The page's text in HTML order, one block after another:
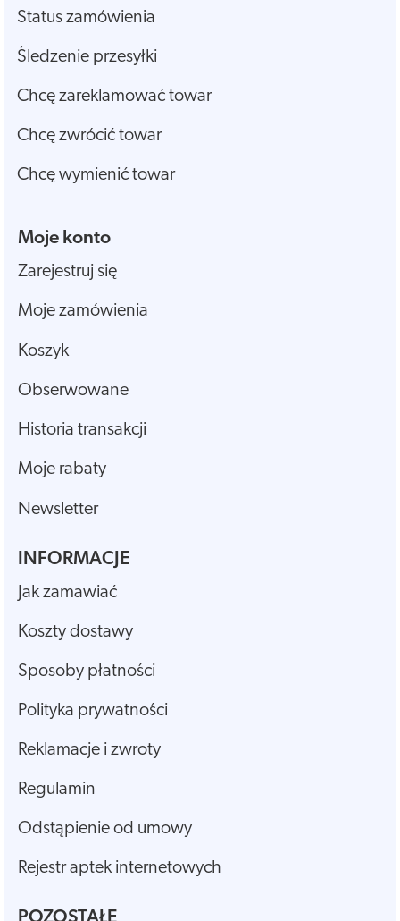
Status zamówienia
Śledzenie przesyłki
Chcę zareklamować towar
Chcę zwrócić towar
Chcę wymienić towar
Moje konto
Zarejestruj się
Moje zamówienia
Koszyk
Obserwowane
Historia transakcji
Moje rabaty
Newsletter
INFORMACJE
Jak zamawiać
Koszty dostawy
Sposoby płatności
Polityka prywatności
Reklamacje i zwroty
Regulamin
Odstąpienie od umowy
Rejestr aptek internetowych